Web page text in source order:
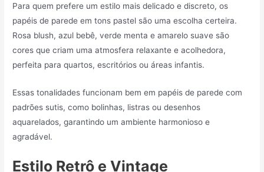
Para quem prefere um estilo mais delicado e discreto, os
papéis de parede em tons pastel são uma escolha certeira.
Rosa blush, azul bebê, verde menta e amarelo suave são
cores que criam uma atmosfera relaxante e acolhedora,
perfeita para quartos, escritórios ou áreas infantis.
Essas tonalidades funcionam bem em papéis de parede com
padrões sutis, como bolinhas, listras ou desenhos
aquarelados, garantindo um ambiente harmonioso e
agradável.
Estilo Retrô e Vintage